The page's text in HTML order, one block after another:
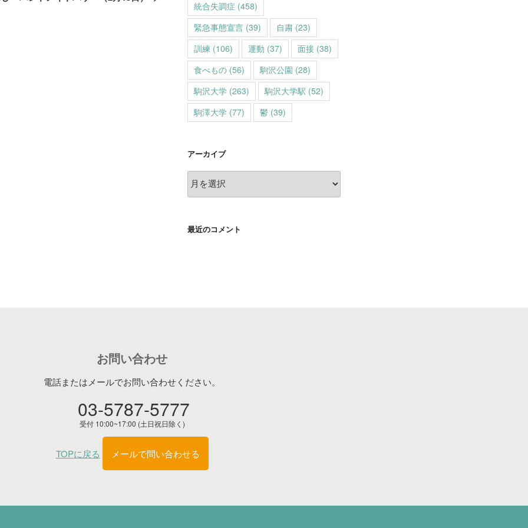
統合失調症 (458)
緊急事態宣言 (39) 自粛 (23)
訓練 (106) 運動 (37) 面接 (38)
食べもの (56) 駒沢公園 (28)
駒沢大学 (263) 駒沢大学駅 (52)
駒澤大学 (77) 鬱 (39)
アーカイブ
ア
ー
イ
最近のコメント
お問い合わせ
電話またはメールでお問い合わせください。
03-5787-5777
受付 10:00~17:00 (土日祝日除く)
TOPに戻る メールで問い合わせる